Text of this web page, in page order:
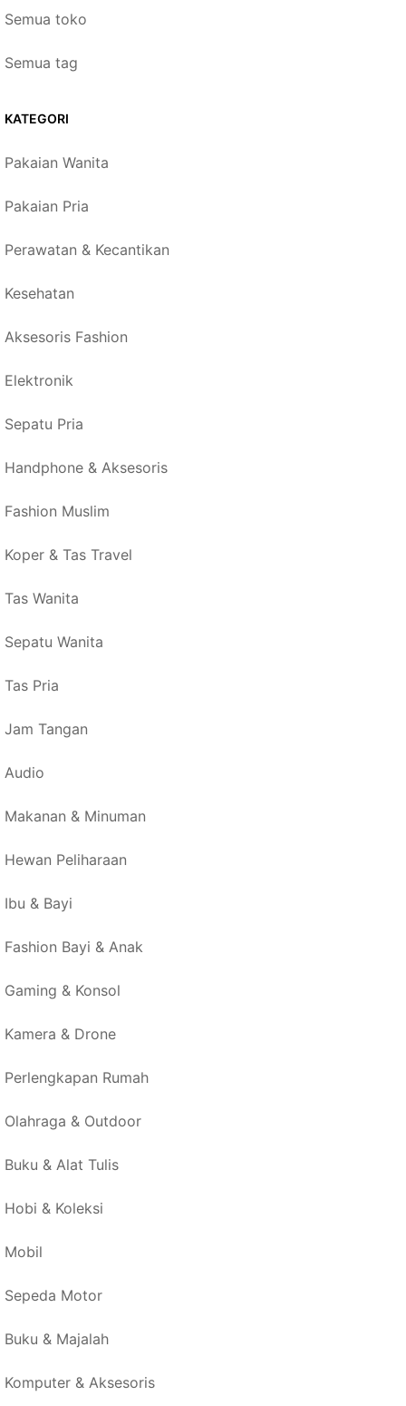
Semua toko
Semua tag
KATEGORI
Pakaian Wanita
Pakaian Pria
Perawatan & Kecantikan
Kesehatan
Aksesoris Fashion
Elektronik
Sepatu Pria
Handphone & Aksesoris
Fashion Muslim
Koper & Tas Travel
Tas Wanita
Sepatu Wanita
Tas Pria
Jam Tangan
Audio
Makanan & Minuman
Hewan Peliharaan
Ibu & Bayi
Fashion Bayi & Anak
Gaming & Konsol
Kamera & Drone
Perlengkapan Rumah
Olahraga & Outdoor
Buku & Alat Tulis
Hobi & Koleksi
Mobil
Sepeda Motor
Buku & Majalah
Komputer & Aksesoris